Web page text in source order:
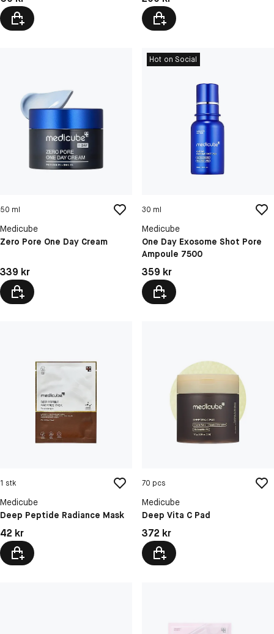
50 ml
Medicube
Zero Pore One Day Cream
Pris: 339 kr
339 kr
Hot on Social
30 ml
Medicube
One Day Exosome Shot Pore
Ampoule 7500
Pris: 359 kr
359 kr
1 stk
Medicube
Deep Peptide Radiance Mask
Pris: 42 kr
42 kr
70 pcs
Medicube
Deep Vita C Pad
Pris: 372 kr
372 kr